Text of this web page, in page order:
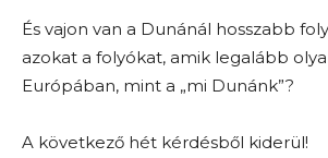
És vajon van a Dunánál hosszabb
azokat a folyókat, amik legalább
Európában, mint a „mi Dunánk”?
A következő hét kérdésből kiderül!